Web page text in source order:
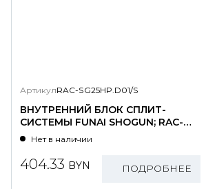
АртикулRAC-SG25HP.D01/S
ВНУТРЕННИЙ БЛОК СПЛИТ-
СИСТЕМЫ FUNAI SHOGUN; RAC-
SG25HP.D01/S
Нет в наличии
404.33 BYN ПОДРОБНЕЕ